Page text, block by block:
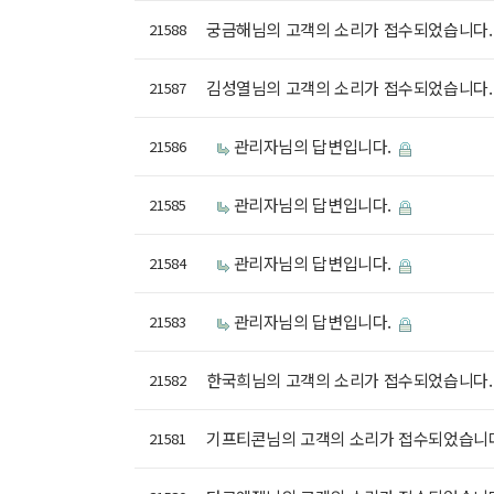
21588 궁금해님의 고객의 소리가 접수되었습니다.
21587 김성열님의 고객의 소리가 접수되었습니다.
21586 관리자님의 답변입니다.
21585 관리자님의 답변입니다.
21584 관리자님의 답변입니다.
21583 관리자님의 답변입니다.
21582 한국희님의 고객의 소리가 접수되었습니다.
21581 기프티콘님의 고객의 소리가 접수되었습니